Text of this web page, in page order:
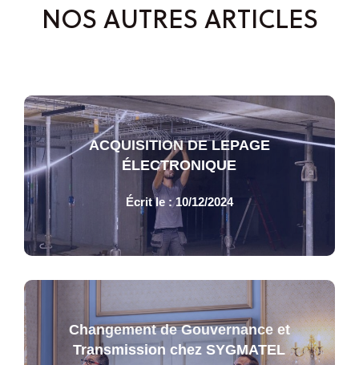
NOS AUTRES ARTICLES
ACQUISITION DE LEPAGE
ÉLECTRONIQUE
Écrit le : 10/12/2024
Changement de Gouvernance et
Transmission chez SYGMATEL